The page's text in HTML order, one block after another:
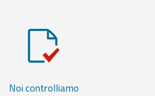
Noi controlliamo